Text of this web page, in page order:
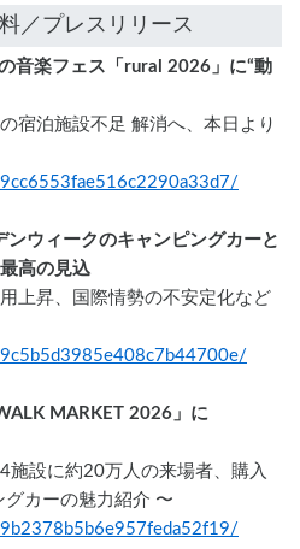
音楽フェス「rural 2026」に“動
宿泊施設不足 解消へ、本日より
ウィークのキャンピングカーと
高の見込
上昇、国際情勢の不安定化など
MARKET 2026」に
施設に約20万人の来場者、購入
カーの魅力紹介 〜